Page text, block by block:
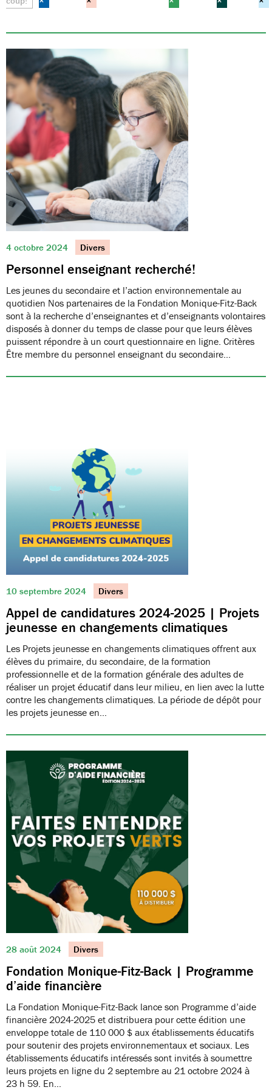
4 octobre 2024 Divers
Personnel enseignant recherché!
Les jeunes du secondaire et l’action environnementale au
quotidien Nos partenaires de la Fondation Monique-Fitz-Back
sont à la recherche d’enseignantes et d’enseignants volontaires
disposés à donner du temps de classe pour que leurs élèves
puissent répondre à un court questionnaire en ligne. Critères
Être membre du personnel enseignant du secondaire…
10 septembre 2024 Divers
Appel de candidatures 2024-2025 | Projets
jeunesse en changements climatiques
Les Projets jeunesse en changements climatiques offrent aux
élèves du primaire, du secondaire, de la formation
professionnelle et de la formation générale des adultes de
réaliser un projet éducatif dans leur milieu, en lien avec la lutte
contre les changements climatiques. La période de dépôt pour
les projets jeunesse en…
28 août 2024 Divers
Fondation Monique-Fitz-Back | Programme
d’aide financière
La Fondation Monique-Fitz-Back lance son Programme d’aide
financière 2024-2025 et distribuera pour cette édition une
enveloppe totale de 110 000 $ aux établissements éducatifs
pour soutenir des projets environnementaux et sociaux. Les
établissements éducatifs intéressés sont invités à soumettre
leurs projets en ligne du 2 septembre au 21 octobre 2024 à
23 h 59. En…